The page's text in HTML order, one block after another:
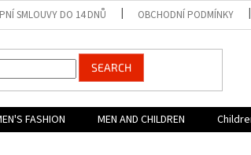
SMLOUVY DO 14 DNŮ OBCHODNÍ PODMÍNKY
SEARCH
FASHION MEN AND CHILDREN